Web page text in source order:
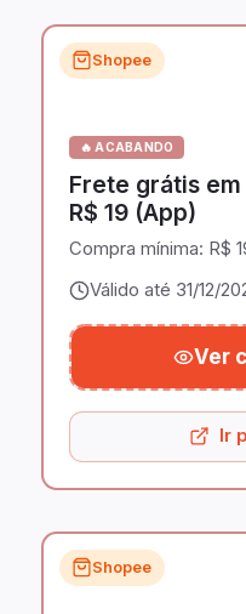
Shopee
🔥 ACABANDO
Frete grátis
R$ 19 (App)
Compra mínima: R$
Válido até 31/12/
Ver
Ir
Shopee